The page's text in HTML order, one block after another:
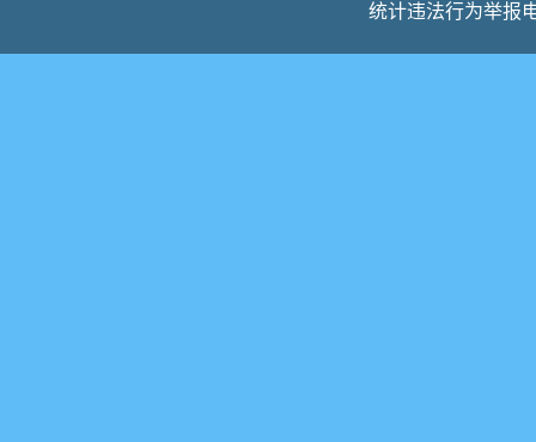
统计违法行为举报